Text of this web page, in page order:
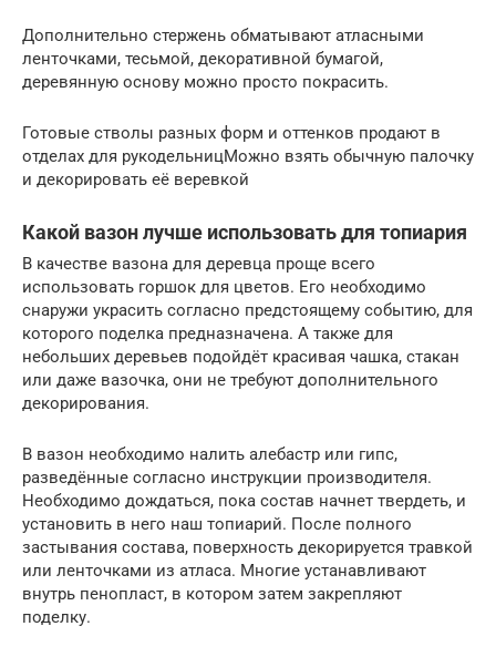
Дополнительно стержень обматывают атласными
ленточками, тесьмой, декоративной бумагой,
деревянную основу можно просто покрасить.
Готовые стволы разных форм и оттенков продают в
отделах для рукодельницМожно взять обычную палочку
и декорировать её веревкой
Какой вазон лучше использовать для топиария
В качестве вазона для деревца проще всего
использовать горшок для цветов. Его необходимо
снаружи украсить согласно предстоящему событию, для
которого поделка предназначена. А также для
небольших деревьев подойдёт красивая чашка, стакан
или даже вазочка, они не требуют дополнительного
декорирования.
В вазон необходимо налить алебастр или гипс,
разведённые согласно инструкции производителя.
Необходимо дождаться, пока состав начнет твердеть, и
установить в него наш топиарий. После полного
застывания состава, поверхность декорируется травкой
или ленточками из атласа. Многие устанавливают
внутрь пенопласт, в котором затем закрепляют
поделку.